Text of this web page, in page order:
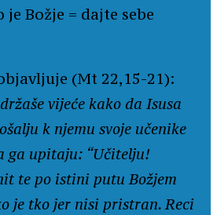
Božje = dajte sebe
(Mt 22,15-21):
vijeće kako da Isusa
k njemu svoje učenike
ga upitaju: “Učitelju!
te po istini putu Božjem
je tko jer nisi pristran. Reci